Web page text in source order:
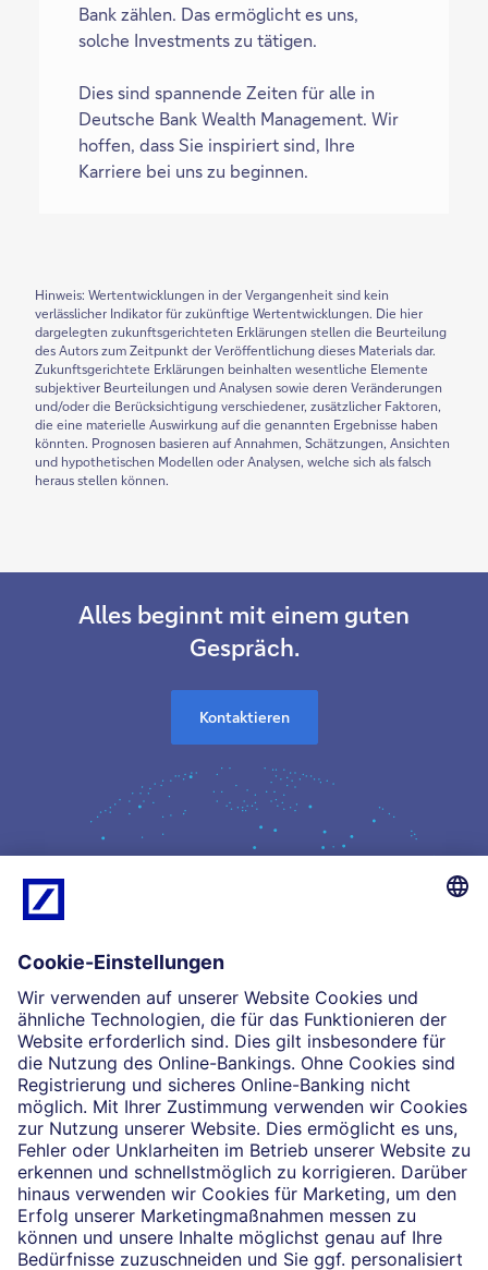
Bank zählen. Das ermöglicht es uns,
solche Investments zu tätigen.
Dies sind spannende Zeiten für alle in
Deutsche Bank Wealth Management. Wir
hoffen, dass Sie inspiriert sind, Ihre
Karriere bei uns zu beginnen.
Hinweis: Wertentwicklungen in der Vergangenheit sind kein
verlässlicher Indikator für zukünftige Wertentwicklungen. Die hier
dargelegten zukunftsgerichteten Erklärungen stellen die Beurteilung
des Autors zum Zeitpunkt der Veröffentlichung dieses Materials dar.
Zukunftsgerichtete Erklärungen beinhalten wesentliche Elemente
subjektiver Beurteilungen und Analysen sowie deren Veränderungen
und/oder die Berücksichtigung verschiedener, zusätzlicher Faktoren,
die eine materielle Auswirkung auf die genannten Ergebnisse haben
könnten. Prognosen basieren auf Annahmen, Schätzungen, Ansichten
und hypothetischen Modellen oder Analysen, welche sich als falsch
heraus stellen können.
Alles beginnt mit einem guten
Gespräch.
Kontaktieren
Kompetenz
Einblicke
Unsere Partnerschaften
News